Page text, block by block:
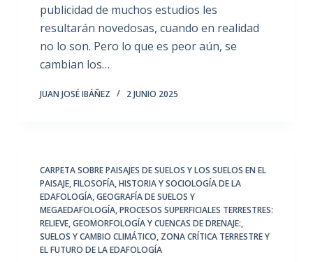
publicidad de muchos estudios les
resultarán novedosas, cuando en realidad
no lo son. Pero lo que es peor aún, se
cambian los…
JUAN JOSÉ IBÁÑEZ 2 JUNIO 2025
CARPETA SOBRE PAISAJES DE SUELOS Y LOS SUELOS EN EL
PAISAJE,FILOSOFÍA, HISTORIA Y SOCIOLOGÍA DE LA
EDAFOLOGÍA,GEOGRAFÍA DE SUELOS Y
MEGAEDAFOLOGÍA,PROCESOS SUPERFICIALES TERRESTRES:
RELIEVE, GEOMORFOLOGÍA Y CUENCAS DE DRENAJE:,
SUELOS Y CAMBIO CLIMÁTICO, ZONA CRÍTICA TERRESTRE Y
EL FUTURO DE LA EDAFOLOGÍA